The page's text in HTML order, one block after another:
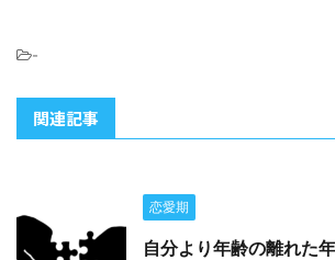
-
関連記事
恋愛期
自分より年齢の離れた